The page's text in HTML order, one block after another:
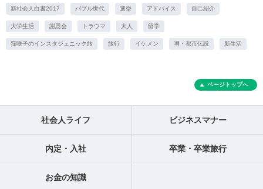
新社会人白書2017 バブル世代 選挙 アドバイス 自己紹介
大学生活 謝恩会 トラウマ 大人 留学
窪咲子のインスタジェニック旅 旅行 イケメン 噂・都市伝説 新生活
ページトップへ
社会人ライフ ビジネスマナー
内定・入社 卒業・卒業旅行
お金の知識